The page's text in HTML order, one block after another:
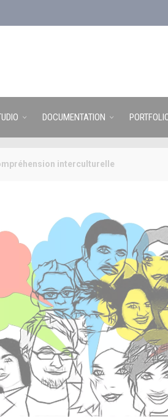
DOCUMENTATION
interculturelle